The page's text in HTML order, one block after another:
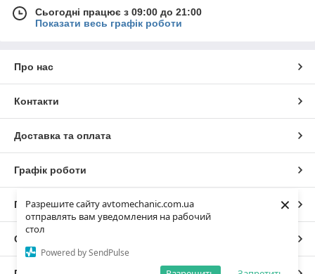
Разрешите сайту avtomechanic.com.ua
отправлять вам уведомления на рабочий
стол
Powered by SendPulse
×
Сьогодні працює з 09:00 до 21:00
Показати весь графік роботи
Про нас
Контакти
Доставка та оплата
Графік роботи
Повна версія сайту
Сайт створено на маркетплейсі